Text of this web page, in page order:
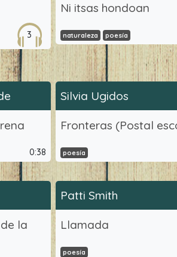
3
Ni itsas hondoan
naturaleza poesía
0:38
Silvia Ugidos
Fronteras (Postal
poesía
la
Patti Smith
Llamada
poesía